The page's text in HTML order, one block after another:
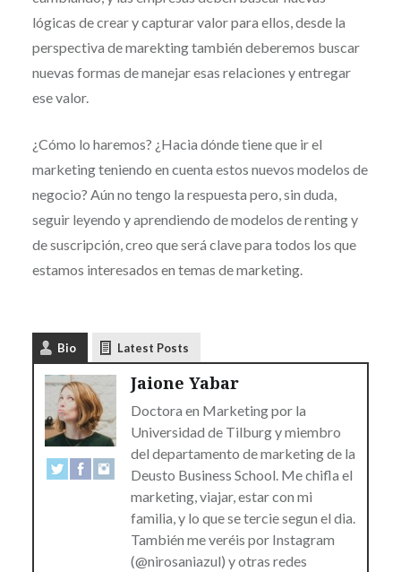
lógicas de crear y capturar valor para ellos, desde la
perspectiva de marekting también deberemos buscar
nuevas formas de manejar esas relaciones y entregar
ese valor.
¿Cómo lo haremos? ¿Hacia dónde tiene que ir el
marketing teniendo en cuenta estos nuevos modelos de
negocio? Aún no tengo la respuesta pero, sin duda,
seguir leyendo y aprendiendo de modelos de renting y
de suscripción, creo que será clave para todos los que
estamos interesados en temas de marketing.
Bio Latest Posts
Jaione Yabar
Doctora en Marketing por la
Universidad de Tilburg y miembro
del departamento de marketing de la
Deusto Business School. Me chifla el
marketing, viajar, estar con mi
familia, y lo que se tercie segun el dia.
También me veréis por Instagram
(@nirosaniazul) y otras redes